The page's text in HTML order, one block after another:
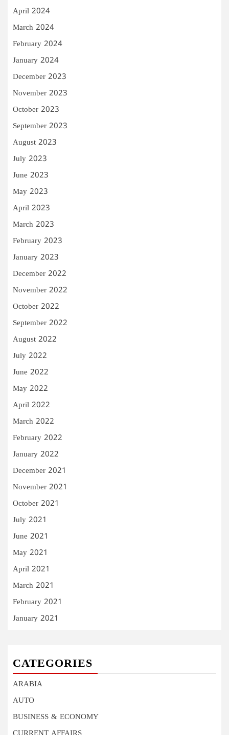
April 2024
March 2024
February 2024
January 2024
December 2023
November 2023
October 2023
September 2023
August 2023
July 2023
June 2023
May 2023
April 2023
March 2023
February 2023
January 2023
December 2022
November 2022
October 2022
September 2022
August 2022
July 2022
June 2022
May 2022
April 2022
March 2022
February 2022
January 2022
December 2021
November 2021
October 2021
July 2021
June 2021
May 2021
April 2021
March 2021
February 2021
January 2021
CATEGORIES
ARABIA
AUTO
BUSINESS & ECONOMY